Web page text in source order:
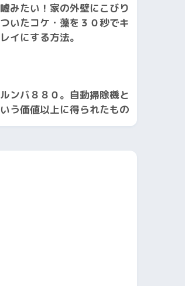
嘘みたい！家の外壁にこびり
ついたコケ・藻を３０秒でキ
レイにする方法。
ルンバ８８０。自動掃除機と
いう価値以上に得られたもの